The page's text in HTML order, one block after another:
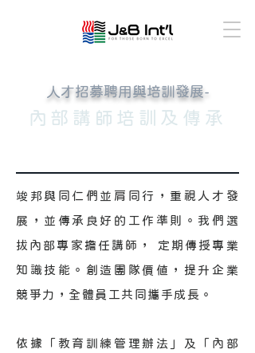
人才招募聘用與培訓發展-
內部講師培訓及傳承
竣邦與同仁們並肩同行，重視人才發
展，並傳承良好的工作準則。我們選
拔內部專家擔任講師， 定期傳授專業
知識技能。創造團隊價值，提升企業
競爭力，全體員工共同攜手成長。
依據「教育訓練管理辦法」及「內部